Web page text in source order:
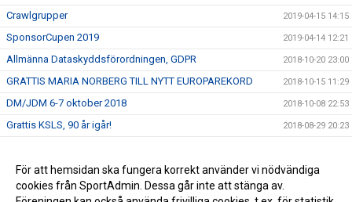
Crawlgrupper 2019-04-15 14:15
SponsorCupen 2019 2019-04-14 12:21
Allmänna Dataskyddsförordningen, GDPR 2018-10-20 23:00
GRATTIS MARIA NORBERG TILL NYTT EUROPAREKORD 2018-10-15 11:29
DM/JDM 6-7 oktober 2018 2018-10-08 22:53
Grattis KSLS, 90 år igår! 2018-08-29 20:23
Två nya val i menyn till vänster! 2016-09-06 14:13
2016-07-27 13:49
För att hemsidan ska fungera korrekt använder vi nödvändiga
cookies från SportAdmin. Dessa går inte att stänga av.